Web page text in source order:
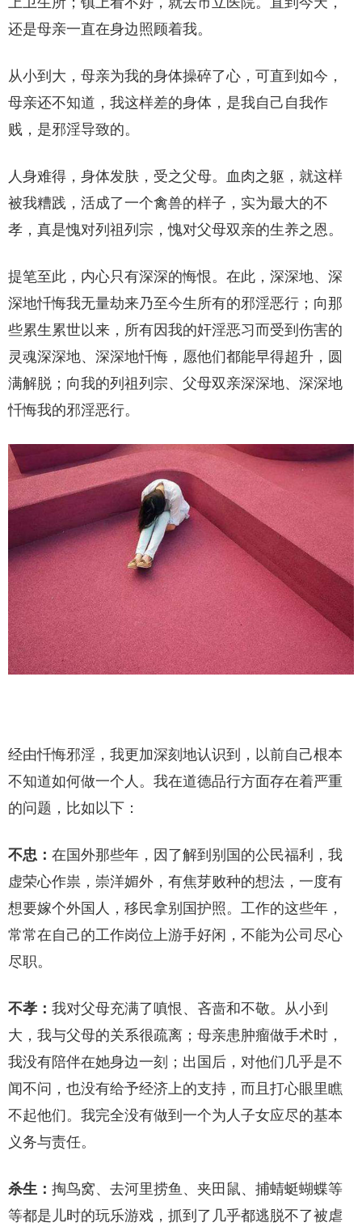
还是母亲一直在身边照顾着我。
从小到大，母亲为我的身体操碎了心，可直到如今，
母亲还不知道，我这样差的身体，是我自己自我作
贱，是邪淫导致的。
人身难得，身体发肤，受之父母。血肉之躯，就这样
被我糟践，活成了一个禽兽的样子，实为最大的不
孝，真是愧对列祖列宗，愧对父母双亲的生养之恩。
提笔至此，内心只有深深的悔恨。在此，深深地、深
深地忏悔我无量劫来乃至今生所有的邪淫恶行；向那
些累生累世以来，所有因我的奸淫恶习而受到伤害的
灵魂深深地、深深地忏悔，愿他们都能早得超升，圆
满解脱；向我的列祖列宗、父母双亲深深地、深深地
忏悔我的邪淫恶行。
经由忏悔邪淫，我更加深刻地认识到，以前自己根本
不知道如何做一个人。我在道德品行方面存在着严重
的问题，比如以下：
不忠： 在国外那些年，因了解到别国的公民福利，我
虚荣心作祟，崇洋媚外，有焦芽败种的想法，一度有
想要嫁个外国人，移民拿别国护照。工作的这些年，
常常在自己的工作岗位上游手好闲，不能为公司尽心
尽职。
不孝： 我对父母充满了嗔恨、吝啬和不敬。从小到
大，我与父母的关系很疏离；母亲患肿瘤做手术时，
我没有陪伴在她身边一刻；出国后，对他们几乎是不
闻不问，也没有给予经济上的支持，而且打心眼里瞧
不起他们。我完全没有做到一个为人子女应尽的基本
义务与责任。
杀生： 掏鸟窝、去河里捞鱼、夹田鼠、捕蜻蜓蝴蝶等
等都是儿时的玩乐游戏，抓到了几乎都逃脱不了被虐